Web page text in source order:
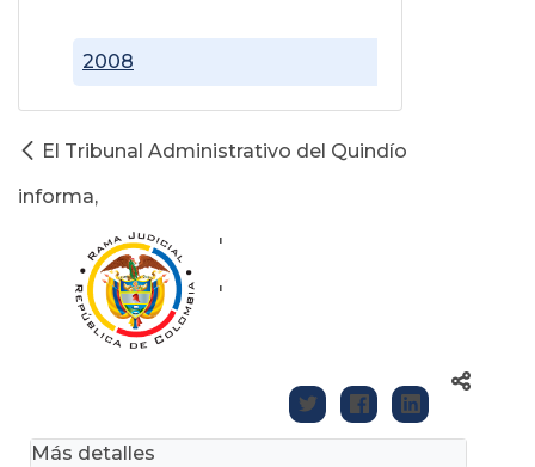
2008
El Tribunal Administrativo del Quindío
informa,
'
'
Más detalles